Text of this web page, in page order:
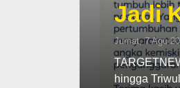
Jadi
Jumat, 7 Agu
hingga